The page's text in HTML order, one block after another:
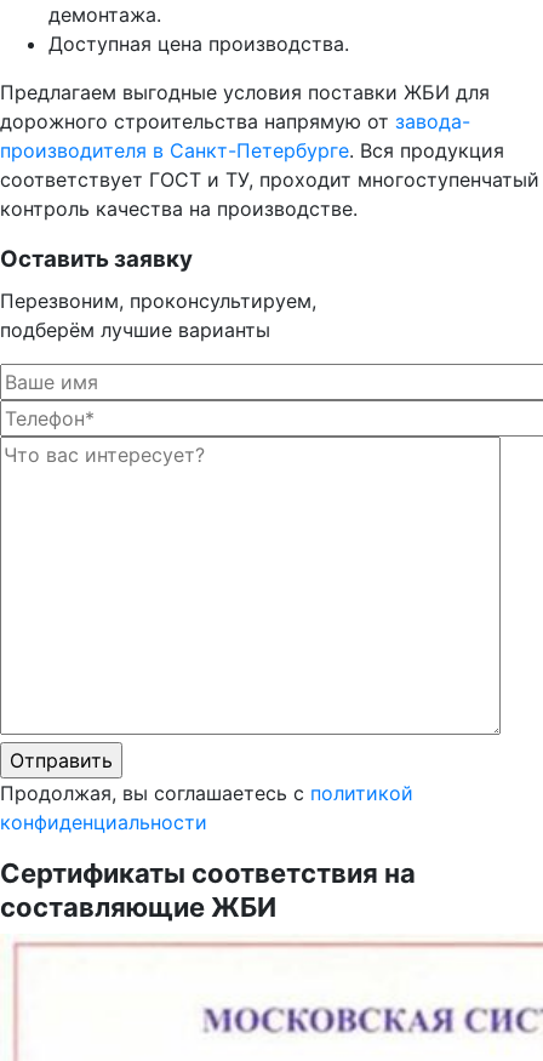
демонтажа.
Доступная цена производства.
Предлагаем выгодные условия поставки ЖБИ для
дорожного строительства напрямую от завода-
производителя в Санкт-Петербурге. Вся продукция
соответствует ГОСТ и ТУ, проходит многоступенчатый
контроль качества на производстве.
Оставить заявку
Перезвоним, проконсультируем,
подберём лучшие варианты
Продолжая, вы соглашаетесь с политикой
конфиденциальности
Сертификаты соответствия на
составляющие ЖБИ